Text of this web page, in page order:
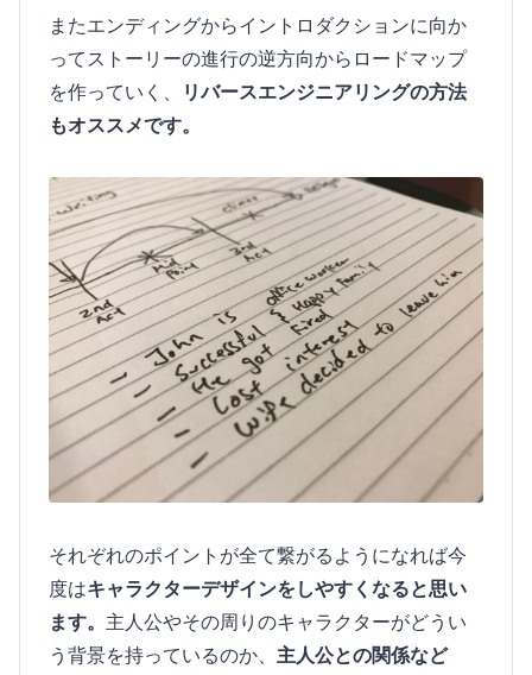
またエンディングからイントロダクションに向か
ってストーリーの進行の逆方向からロードマップ
を作っていく、
リバースエンジニアリングの方法
もオススメです。
それぞれのポイントが全て繋がるようになれば今
度はキャラクターデザインをしやすくなると思い
ます。 主人公やその周りのキャラクターがどうい
う背景を持っているのか、 主人公との関係など